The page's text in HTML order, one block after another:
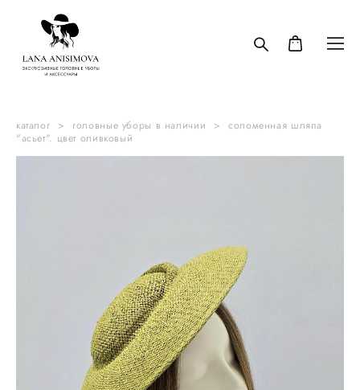
каталог > головные уборы в наличии >
соломенная шляпа
"асьет". цвет оливковый